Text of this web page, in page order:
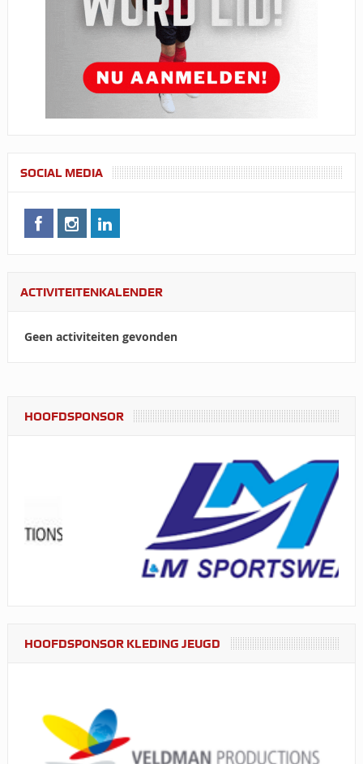
SOCIAL MEDIA
ACTIVITEITENKALENDER
Geen activiteiten gevonden
HOOFDSPONSOR
HOOFDSPONSOR KLEDING JEUGD